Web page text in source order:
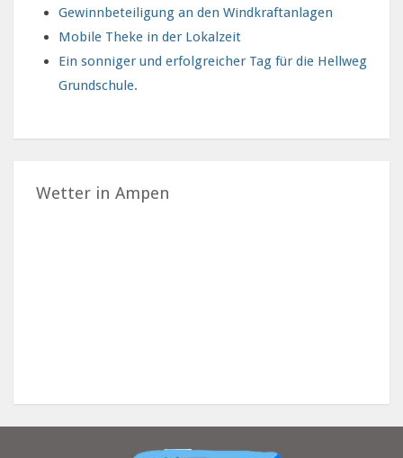
Gewinnbeteiligung an den Windkraftanlagen
Mobile Theke in der Lokalzeit
Ein sonniger und erfolgreicher Tag für die Hellweg
Grundschule.
Wetter in Ampen